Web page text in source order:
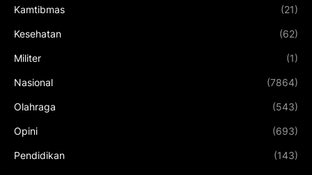
Kamtibmas (21)
Kesehatan (62)
Militer (1)
Nasional (7864)
Olahraga (543)
Opini (693)
Pendidikan (143)